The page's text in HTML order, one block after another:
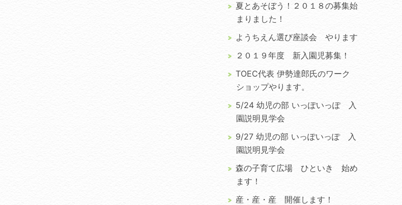
夏とあそぼう！２０１８の募集始
まりました！
ようちえん選び座談会 やります
２０１９年度 新入園児募集！
TOEC代表 伊勢達郎氏のワーク
ショップやります。
5/24 幼児の部 いっぽいっぽ 入
園説明見学会
9/27 幼児の部 いっぽいっぽ 入
園説明見学会
森の子育て広場 ひといき 始め
ます！
産・産・産 開催します！